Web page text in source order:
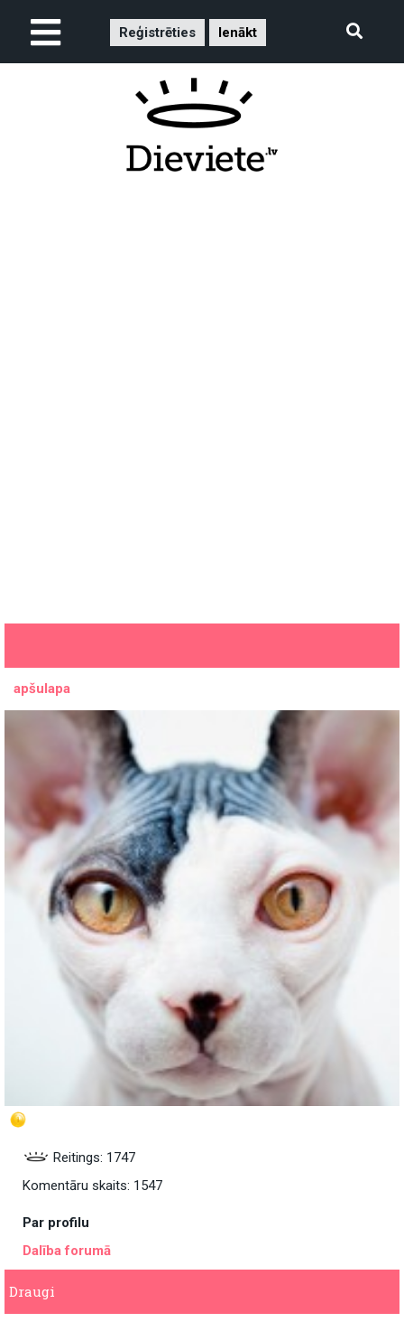
Reģistrēties Ienākt
apšulapa
Reitings: 1747
Komentāru skaits: 1547
Par profilu
Dalība forumā
Draugi